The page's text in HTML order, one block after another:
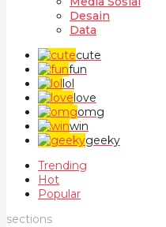
Desain
Data
cute
fun
lol
love
omg
win
geeky
Trending
Hot
Popular
sections